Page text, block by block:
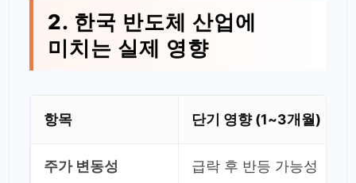
2. 한국 반도체 산업에
미치는 실제 영향
항목 단기 영향 (1~3개월)
주가 변동성 급락 후 반등 가능성